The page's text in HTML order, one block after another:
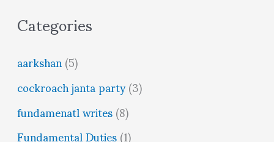
Categories
aarkshan(5)
cockroach janta party(3)
fundamenatl writes(8)